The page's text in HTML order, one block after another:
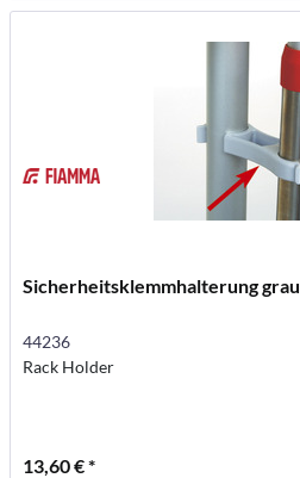
Sicherheitsklemmhalterung grau
44236
Rack Holder
13,60 € *